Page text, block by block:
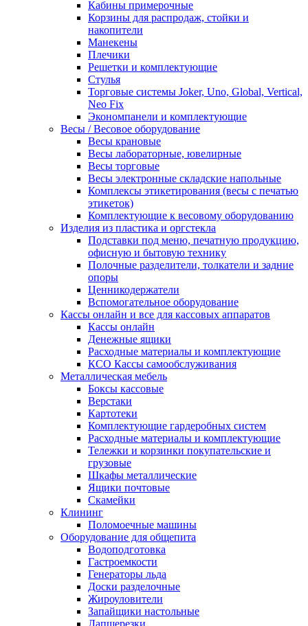
Кабины примерочные
Корзины для распродаж, стойки и
накопители
Манекены
Плечики
Решетки и комплектующие
Стулья
Торговые системы Joker, Uno, Global, Vertical,
Neo Fix
Экономпанели и комплектующие
Весы / Весовое оборудование
Весы крановые
Весы лабораторные, ювелирные
Весы торговые
Весы электронные складские напольные
Комплексы этикетирования (весы с печатью
этикеток)
Комплектующие к весовому оборудованию
Изделия из пластика и оргстекла
Подставки под меню, печатную продукцию,
офисную и бытовую технику
Полочные разделители, толкатели и задние
опоры
Ценникодержатели
Вспомогательное оборудование
Кассы онлайн и все для кассовых аппаратов
Кассы онлайн
Денежные ящики
Расходные материалы и комплектующие
КСО Кассы самообслуживания
Металлическая мебель
Боксы кассовые
Верстаки
Картотеки
Комплектующие гардеробных систем
Расходные материалы и комплектующие
Тележки и корзинки покупательские и
грузовые
Шкафы металлические
Ящики почтовые
Скамейки
Клининг
Поломоечные машины
Оборудование для общепита
Водоподготовка
Гастроемкости
Генераторы льда
Доски разделочные
Жироуловители
Запайщики настольные
Лапшерезки